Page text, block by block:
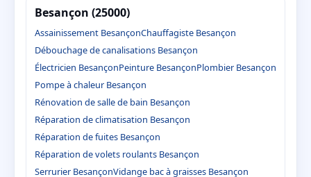
Besançon (25000)
Assainissement BesançonChauffagiste Besançon
Débouchage de canalisations Besançon
Électricien BesançonPeinture BesançonPlombier Besançon
Pompe à chaleur Besançon
Rénovation de salle de bain Besançon
Réparation de climatisation Besançon
Réparation de fuites Besançon
Réparation de volets roulants Besançon
Serrurier BesançonVidange bac à graisses Besançon